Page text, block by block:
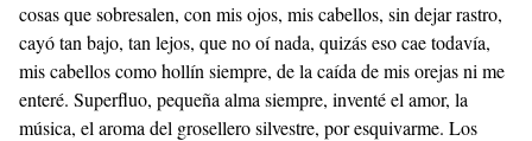
cosas que sobresalen, con mis ojos, mis cabellos, sin dejar rastro,
cayó tan bajo, tan lejos, que no oí nada, quizás eso cae todavía,
mis cabellos como hollín siempre, de la caída de mis orejas ni me
enteré. Superfluo, pequeña alma siempre, inventé el amor, la
música, el aroma del grosellero silvestre, por esquivarme. Los